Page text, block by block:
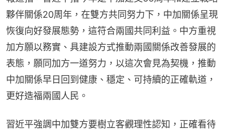
夥伴關係20周年，在雙方共同努力下，中加關係呈現
恢復向好發展態勢，這符合兩國共同利益。中方重視
加方願以務實、具建設方式推動兩國關係改善發展的
表態，願同加方一道努力，以這次會見為契機，推動
中加關係早日回到健康、穩定、可持續的正確軌道，
更好造福兩國人民。
習近平強調中加雙方要樹立客觀理性認知，正確看待